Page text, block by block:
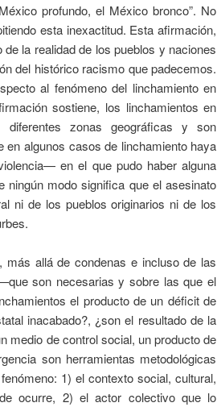
profundo, el México bronco”. No
esta inexactitud. Esta afirmación,
la realidad de los pueblos y naciones
del histórico racismo que padecemos.
al fenómeno del linchamiento en
sostiene, los linchamientos en
diferentes zonas geográficas y son
algunos casos de linchamiento haya
en el que pudo haber alguna
ningún modo significa que el asesinato
ni de los pueblos originarios ni de los
allá de condenas e incluso de las
son necesarias y sobre las que el
el producto de un déficit de
inacabado?, ¿son el resultado de la
medio de control social, un producto de
son herramientas metodológicas
1) el contexto social, cultural,
ocurre, 2) el actor colectivo que lo